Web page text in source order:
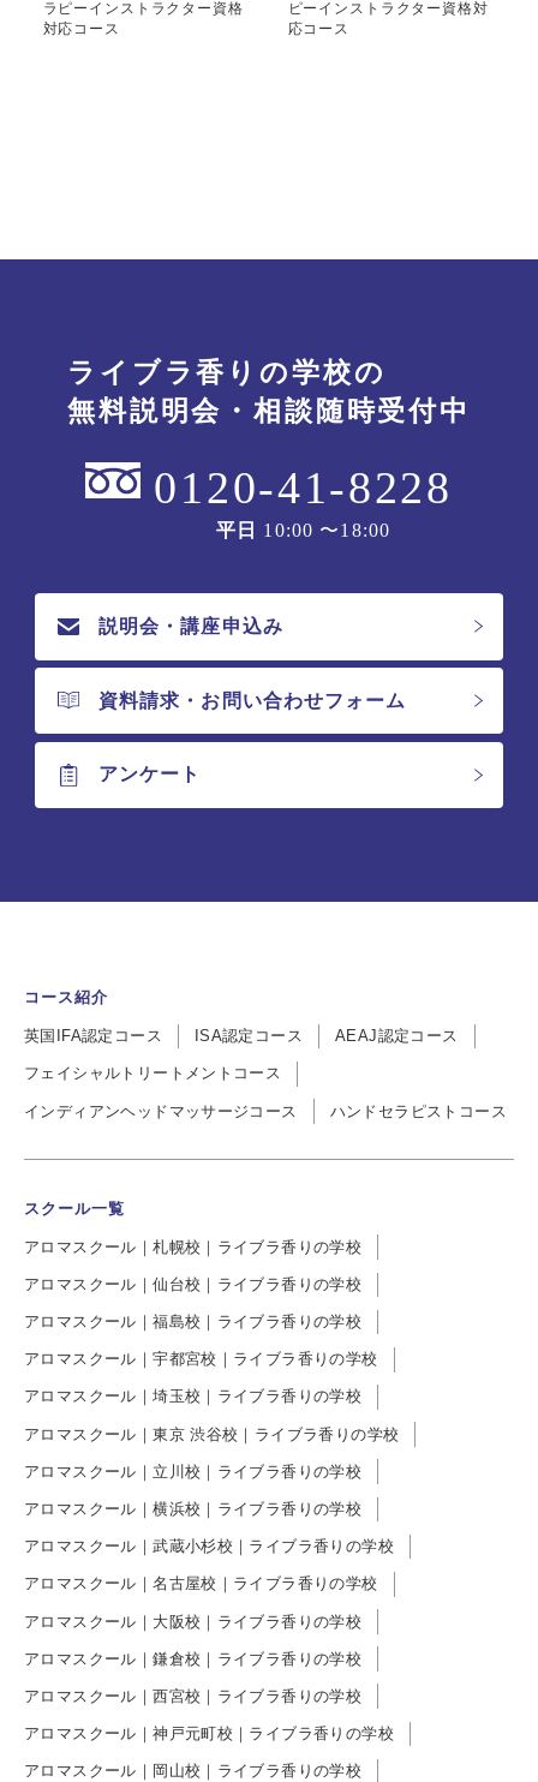
ラピーインストラクター資格
対応コース
ピーインストラクター資格対
応コース
ライブラ香りの学校の
無料説明会・相談随時受付中
0120-41-8228
平日 10:00 〜18:00
説明会・講座申込み
資料請求・お問い合わせフォーム
アンケート
コース紹介
英国IFA認定コース ISA認定コース AEAJ認定コース
フェイシャルトリートメントコース
インディアンヘッドマッサージコース ハンドセラピストコース
スクール一覧
アロマスクール｜札幌校｜ライブラ香りの学校
アロマスクール｜仙台校｜ライブラ香りの学校
アロマスクール｜福島校｜ライブラ香りの学校
アロマスクール｜宇都宮校｜ライブラ香りの学校
アロマスクール｜埼玉校｜ライブラ香りの学校
アロマスクール｜東京 渋谷校｜ライブラ香りの学校
アロマスクール｜立川校｜ライブラ香りの学校
アロマスクール｜横浜校｜ライブラ香りの学校
アロマスクール｜武蔵小杉校｜ライブラ香りの学校
アロマスクール｜名古屋校｜ライブラ香りの学校
アロマスクール｜大阪校｜ライブラ香りの学校
アロマスクール｜鎌倉校｜ライブラ香りの学校
アロマスクール｜西宮校｜ライブラ香りの学校
アロマスクール｜神戸元町校｜ライブラ香りの学校
アロマスクール｜岡山校｜ライブラ香りの学校